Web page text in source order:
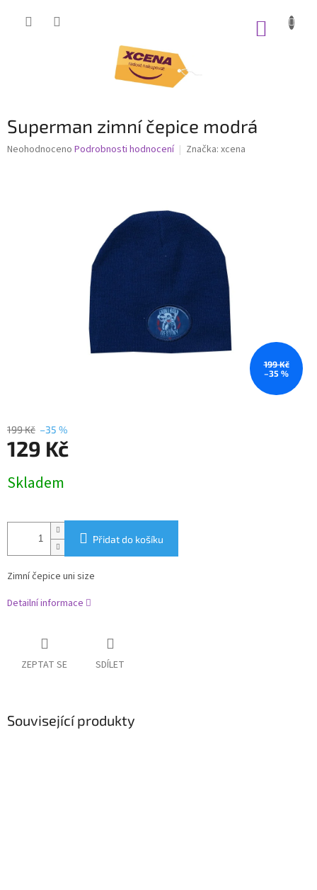
Superman zimní čepice modrá
Průměrné
Neohodnoceno Podrobnosti hodnocení Značka: xcena
199 Kč
–35 %
199 Kč –35 %
129 Kč
cena:
Skladem
Přidat do košíku
Zimní čepice uni size
Detailní informace
ZEPTAT SE SDÍLET
Související produkty